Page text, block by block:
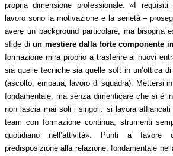
propria dimensione professionale. «I requisiti
lavoro sono la motivazione e la serietà –
avere un background particolare, ma bisogna
sfide diun mestiere dalla forte componente
formazione mira proprio a trasferire ai nuovi
sia quelle tecniche sia quelle soft in un’ottica
(ascolto, empatia, lavoro di squadra). Mettersi
fondamentale, ma senza dimenticare che si è
non lascia mai soli i singoli: si lavora affiancati
team con formazione continua, strumenti
quotidiano nell’attività». Punti a
predisposizione alla relazione, fondamentale